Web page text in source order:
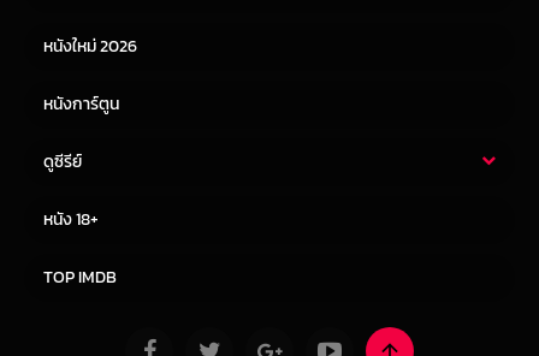
หนังใหม่ 2026
หนังการ์ตูน
ดูซีรีย์
หนัง 18+
TOP IMDB